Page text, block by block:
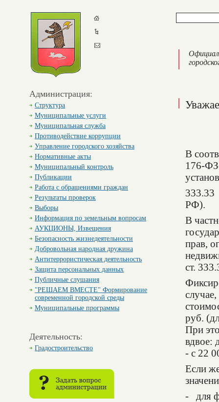
Администрация:
Структура
Муниципальные услуги
Муниципальная служба
Противодействие коррупции
Управление городского хозяйства
Нормативные акты
Муниципальный контроль
Публикации
Работа с обращениями граждан
Результаты проверок
Выборы
Информация по земельным вопросам
АУКЦИОНЫ, Извещения
Безопасность жизнедеятельности
Добровольная народная дружина
Антитеррористическая деятельность
Защита персональных данных
Публичные слушания
"РЕШАЕМ ВМЕСТЕ" Формирование
современной городской среды
Муниципальные программы
Деятельность:
Градостроительство
В
176-
333.33
РФ).
В
прав,
ст.
руб.
При
вдвое:
- с 22
Если
- для